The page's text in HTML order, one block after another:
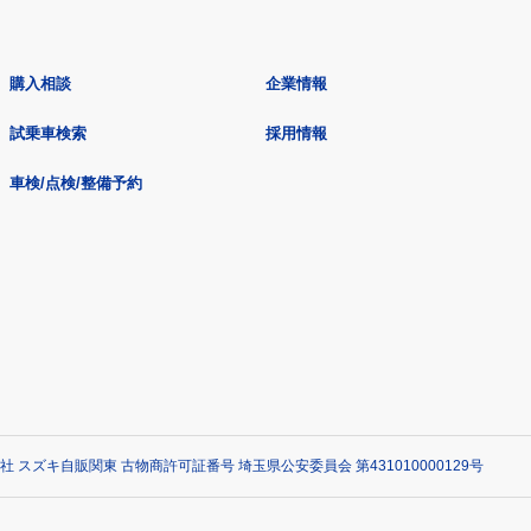
購入相談
試乗車検索
車検/点検/整備予約
企業情報
採用情報
スズキ自販関東 古物商許可証番号 埼玉県公安委員会 第431010000129号